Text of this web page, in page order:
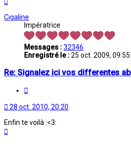
Cigaline
Impératrice
Messages :32346
Enregistré le :25 oct. 2009, 09:55
Re: Signalez ici vos differentes
28 oct. 2010, 20:20
Enfin te voilà :<3: